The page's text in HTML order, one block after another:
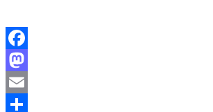
Facebook
Mastodon
Email